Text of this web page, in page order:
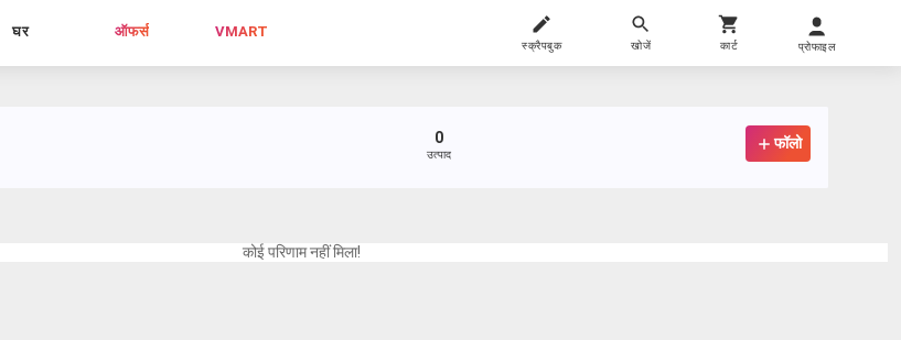
घर ऑफर्स VMART
स्क्रैपबुक खोजें कार्ट प्रोफाइल
0
उत्पाद
फॉलो
कोई परिणाम नहीं मिला!